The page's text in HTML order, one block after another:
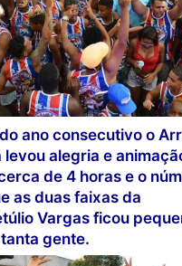
ano consecutivo o
levou alegria e
de 4 horas e o
as duas faixas da
Vargas ficou
gente.